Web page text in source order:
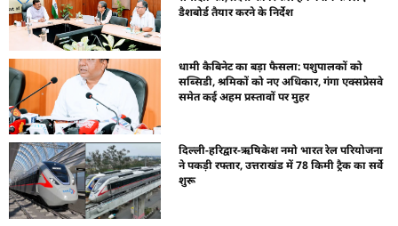
डैशबोर्ड तैयार करने के निर्देश
धामी कैबिनेट का बड़ा फैसला: पशुपालकों को
सब्सिडी, श्रमिकों को नए अधिकार, गंगा एक्सप्रेसवे
समेत कई अहम प्रस्तावों पर मुहर
दिल्ली-हरिद्वार-ऋषिकेश नमो भारत रेल परियोजना
ने पकड़ी रफ्तार, उत्तराखंड में 78 किमी ट्रैक का सर्वे
शुरू